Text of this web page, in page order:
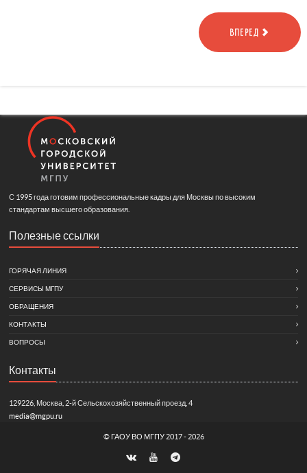
ВПЕРЕД
С 1995 года готовим профессиональные кадры для Москвы по высоким
стандартам высшего образования.
Полезные ссылки
ГОРЯЧАЯ ЛИНИЯ
СЕРВИСЫ МГПУ
ОБРАЩЕНИЯ
КОНТАКТЫ
ВОПРОСЫ
Контакты
129226, Москва, 2-й Сельскохозяйственный проезд, 4
media@mgpu.ru
© ГАОУ ВО МГПУ 2017 - 2026